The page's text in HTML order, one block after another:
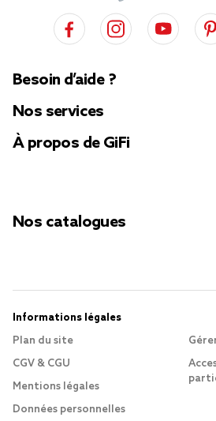
Besoin d’aide ?
Nos services
À propos de GiFi
Nos catalogues
Informations légales
Plan du site
CGV & CGU
Mentions légales
Données personnelles